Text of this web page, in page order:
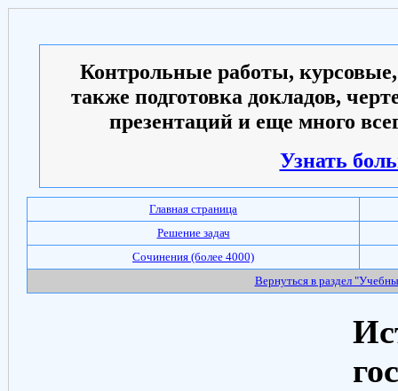
Контрольные работы,
также подготовка докладов,
презентаций и еще много
Узнать
Главная страница
Решение задач
Сочинения (более 4000)
Вернуться в раздел